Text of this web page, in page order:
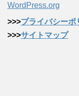
WordPress.org
>>>プライバシーポ
>>>サイトマップ